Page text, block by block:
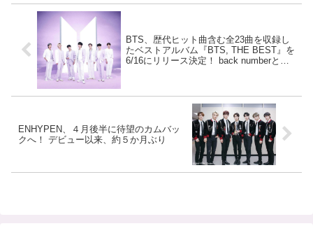
BTS、歴代ヒット曲含む全23曲を収録し
たベストアルバム『BTS, THE BEST』を
6/16にリリース決定！ back numberとコ
ENHYPEN、４月後半に待望のカムバッ
クへ！ デビュー以来、約５か月ぶり